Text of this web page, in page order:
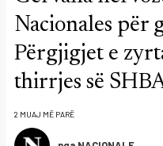
Nacionales për
Përgjigjet e
thirrjes së
2 MUAJ MË PARË